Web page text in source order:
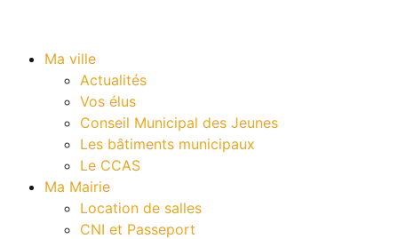
Ma ville
Actualités
Vos élus
Conseil Municipal des Jeunes
Les bâtiments municipaux
Le CCAS
Ma Mairie
Location de salles
CNI et Passeport